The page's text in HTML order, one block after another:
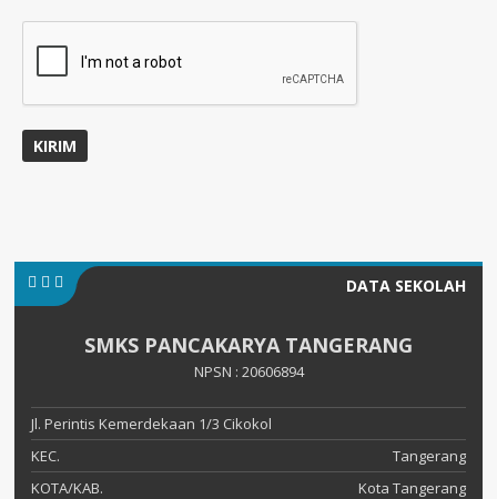
DATA SEKOLAH
SMKS PANCAKARYA TANGERANG
NPSN : 20606894
Jl. Perintis Kemerdekaan 1/3 Cikokol
KEC.
Tangerang
KOTA/KAB.
Kota Tangerang